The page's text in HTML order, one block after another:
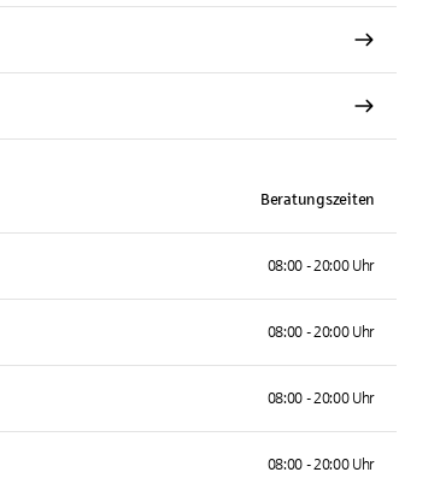
Beratungszeiten
08:00 - 20:00 Uhr
08:00 - 20:00 Uhr
08:00 - 20:00 Uhr
08:00 - 20:00 Uhr